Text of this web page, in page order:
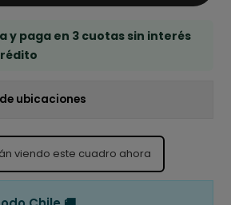
y paga en 3 cuotas sin interés
ubicaciones
viendo este cuadro ahora